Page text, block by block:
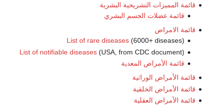
قائمة المميزات التشريحية البشرية
قائمة عضلات الجسم البشري
قائمة الامراض
List of rare diseases (6000+ diseases)
List of notifiable diseases (USA, from CDC document)
قائمة الأمراض المعدية
قائمة الأمراض الوراثية
قائمة الأمراض الخلقية
قائمة الأمراض العقلية